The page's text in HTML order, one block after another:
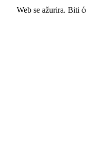
Web se ažurira. Biti